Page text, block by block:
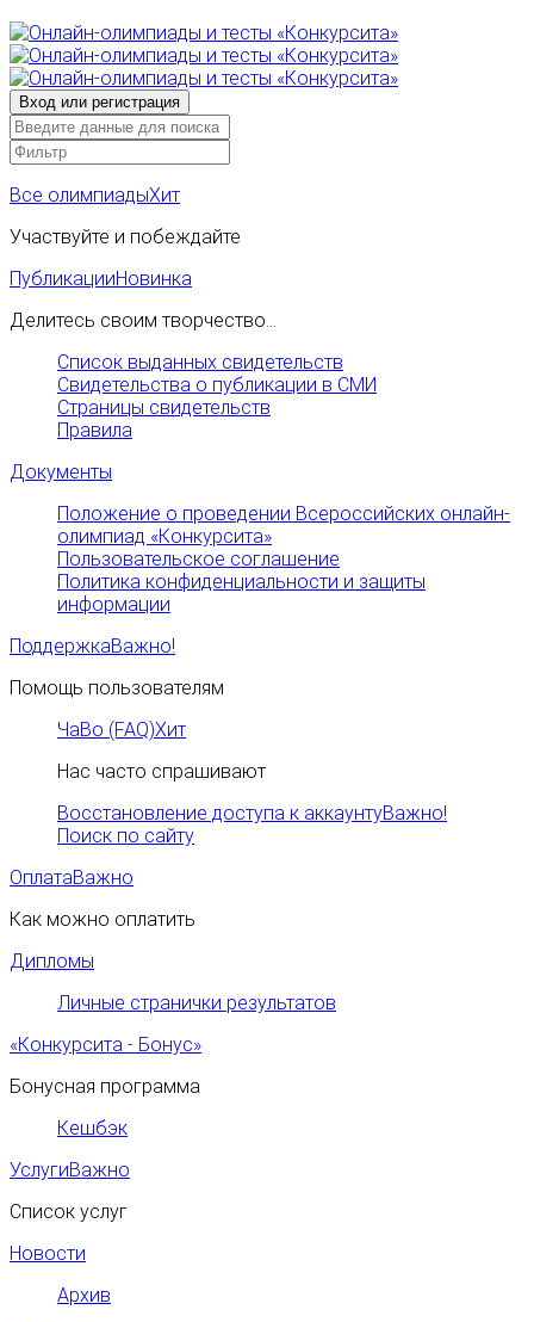
Все олимпиадыХит
Участвуйте и побеждайте
ПубликацииНовинка
Делитесь своим творчество...
Список выданных свидетельств
Свидетельства о публикации в СМИ
Страницы свидетельств
Правила
Документы
Положение о проведении Всероссийских онлайн-
олимпиад «Конкурсита»
Пользовательское соглашение
Политика конфиденциальности и защиты
информации
ПоддержкаВажно!
Помощь пользователям
ЧаВо (FAQ)Хит
Нас часто спрашивают
Восстановление доступа к аккаунтуВажно!
Поиск по сайту
ОплатаВажно
Как можно оплатить
Дипломы
Личные странички результатов
«Конкурсита - Бонус»
Бонусная программа
Кешбэк
УслугиВажно
Список услуг
Новости
Архив